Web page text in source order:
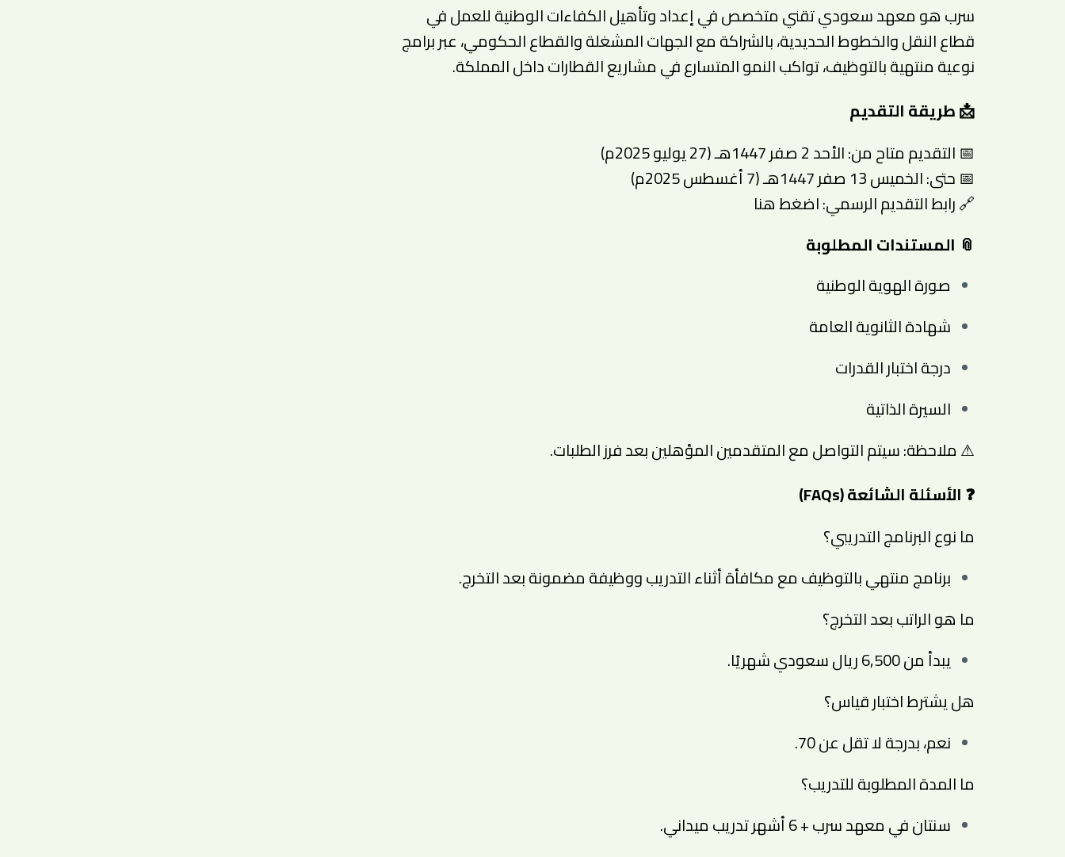
سرب هو معهد سعودي تقني متخصص في إعداد وتأهيل الكفاءات الوطنية للعمل في
قطاع النقل والخطوط الحديدية، بالشراكة مع الجهات المشغلة والقطاع الحكومي، عبر برامج
نوعية منتهية بالتوظيف، تواكب النمو المتسارع في مشاريع القطارات داخل المملكة.
📩 طريقة التقديم
📅 التقديم متاح من: الأحد 2 صفر 1447هـ (27 يوليو 2025م)
📅 حتى: الخميس 13 صفر 1447هـ (7 أغسطس 2025م)
🔗 رابط التقديم الرسمي:اضغط هنا
📎 المستندات المطلوبة
صورة الهوية الوطنية
شهادة الثانوية العامة
درجة اختبار القدرات
السيرة الذاتية
⚠ ملاحظة: سيتم التواصل مع المتقدمين المؤهلين بعد فرز الطلبات.
❓ الأسئلة الشائعة (FAQs)
ما نوع البرنامج التدريبي؟
برنامج منتهي بالتوظيف مع مكافأة أثناء التدريب ووظيفة مضمونة بعد التخرج.
ما هو الراتب بعد التخرج؟
يبدأ من 6,500 ريال سعودي شهريًا.
هل يشترط اختبار قياس؟
نعم، بدرجة لا تقل عن 70.
ما المدة المطلوبة للتدريب؟
سنتان في معهد سرب + 6 أشهر تدريب ميداني.